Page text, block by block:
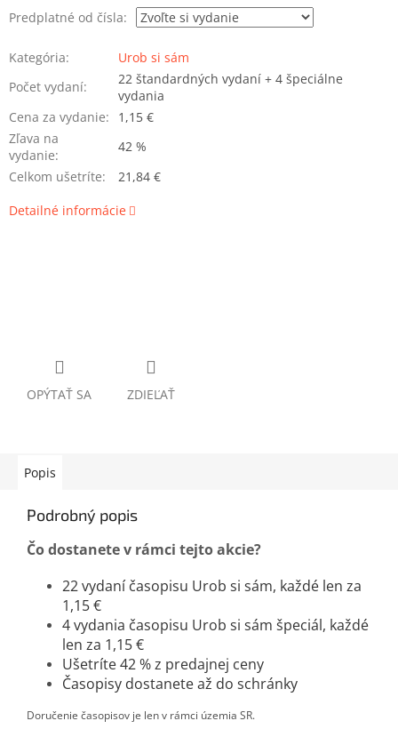
Predplatné od čísla:
Kategória:
Urob si sám
Počet vydaní:
22 štandardných vydaní + 4 špeciálne
vydania
Cena za vydanie:
1,15 €
Zľava na
vydanie:
42 %
Celkom ušetríte:
21,84 €
Detailné informácie
OPÝTAŤ SA ZDIEĽAŤ
Popis
Podrobný popis
Čo dostanete v rámci tejto akcie?
22 vydaní časopisu Urob si sám, každé len za
1,15 €
4 vydania časopisu Urob si sám špeciál, každé
len za 1,15 €
Ušetríte 42 % z predajnej ceny
Časopisy dostanete až do schránky
Doručenie časopisov je len v rámci územia SR.